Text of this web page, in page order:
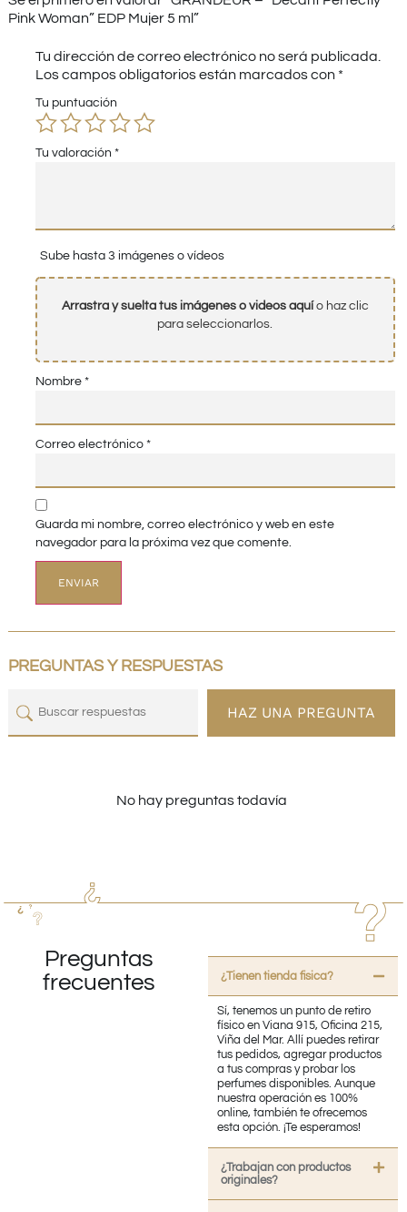
Pink Woman” EDP Mujer 5 ml”
Tu dirección de correo electrónico no será publicada.
Los campos obligatorios están marcados con *
Tu puntuación
Tu valoración *
Sube hasta 3 imágenes o vídeos
Arrastra y suelta tus imágenes o videos aquío haz clic
para seleccionarlos.
Nombre *
Correo electrónico *
Guarda mi nombre, correo electrónico y web en este
navegador para la próxima vez que comente.
PREGUNTAS Y RESPUESTAS
HAZ UNA PREGUNTA
No hay preguntas todavía
Preguntas
frecuentes
¿Tienen tienda fisica?
Sí, tenemos un punto de retiro
físico en Viana 915, Oficina 215,
Viña del Mar. Allí puedes retirar
tus pedidos, agregar productos
a tus compras y probar los
perfumes disponibles. Aunque
nuestra operación es 100%
online, también te ofrecemos
esta opción. ¡Te esperamos!
¿Trabajan con productos
originales?